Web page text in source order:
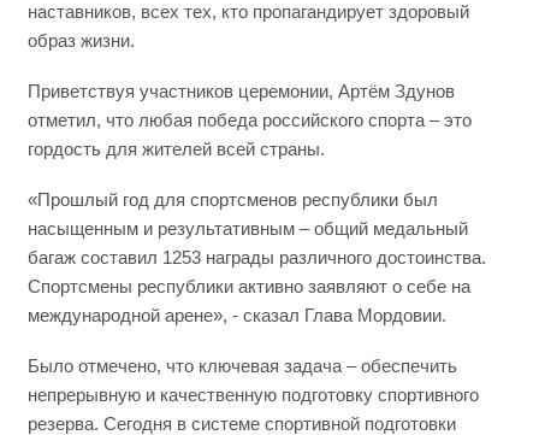
наставников, всех тех, кто пропагандирует здоровый
образ жизни.
Приветствуя участников церемонии, Артём Здунов
отметил, что любая победа российского спорта – это
гордость для жителей всей страны.
«Прошлый год для спортсменов республики был
насыщенным и результативным – общий медальный
багаж составил 1253 награды различного достоинства.
Спортсмены республики активно заявляют о себе на
международной арене», - сказал Глава Мордовии.
Было отмечено, что ключевая задача – обеспечить
непрерывную и качественную подготовку спортивного
резерва. Сегодня в системе спортивной подготовки